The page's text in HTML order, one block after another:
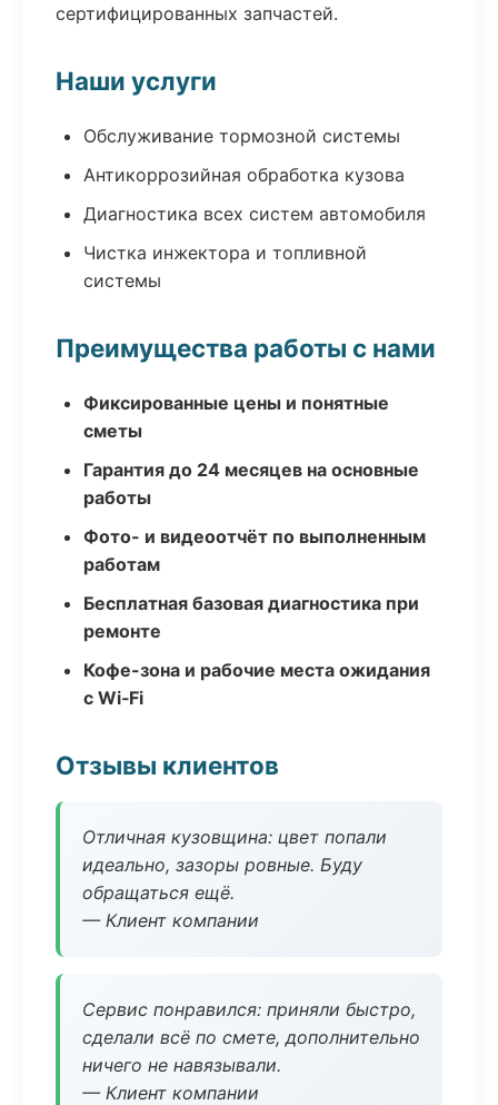
сертифицированных запчастей.
Наши услуги
Обслуживание тормозной системы
Антикоррозийная обработка кузова
Диагностика всех систем автомобиля
Чистка инжектора и топливной
системы
Преимущества работы с нами
Фиксированные цены и понятные
сметы
Гарантия до 24 месяцев на основные
работы
Фото- и видеоотчёт по выполненным
работам
Бесплатная базовая диагностика при
ремонте
Кофе-зона и рабочие места ожидания
с Wi‑Fi
Отзывы клиентов
Отличная кузовщина: цвет попали
идеально, зазоры ровные. Буду
обращаться ещё.
— Клиент компании
Сервис понравился: приняли быстро,
сделали всё по смете, дополнительно
ничего не навязывали.
— Клиент компании